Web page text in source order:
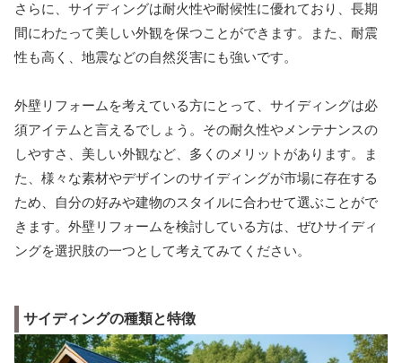
さらに、サイディングは耐火性や耐候性に優れており、長期
間にわたって美しい外観を保つことができます。また、耐震
性も高く、地震などの自然災害にも強いです。
外壁リフォームを考えている方にとって、サイディングは必
須アイテムと言えるでしょう。その耐久性やメンテナンスの
しやすさ、美しい外観など、多くのメリットがあります。ま
た、様々な素材やデザインのサイディングが市場に存在する
ため、自分の好みや建物のスタイルに合わせて選ぶことがで
きます。外壁リフォームを検討している方は、ぜひサイディ
ングを選択肢の一つとして考えてみてください。
サイディングの種類と特徴